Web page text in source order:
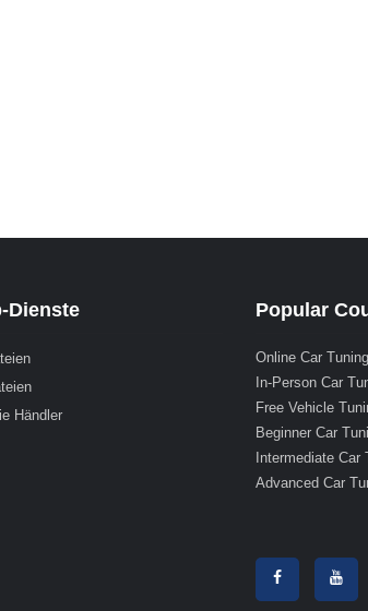
Dienste
Händler
Popular
Online Car
In-Person Car
Free Vehicle
Beginner Car
Intermediate Car
Advanced Car